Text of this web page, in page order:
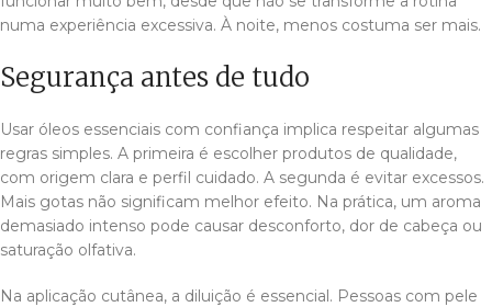
numa experiência excessiva. À noite, menos costuma ser mais.
Segurança antes de tudo
Usar óleos essenciais com confiança implica respeitar algumas
regras simples. A primeira é escolher produtos de qualidade,
com origem clara e perfil cuidado. A segunda é evitar excessos.
Mais gotas não significam melhor efeito. Na prática, um aroma
demasiado intenso pode causar desconforto, dor de cabeça ou
saturação olfativa.
Na aplicação cutânea, a diluição é essencial. Pessoas com pele